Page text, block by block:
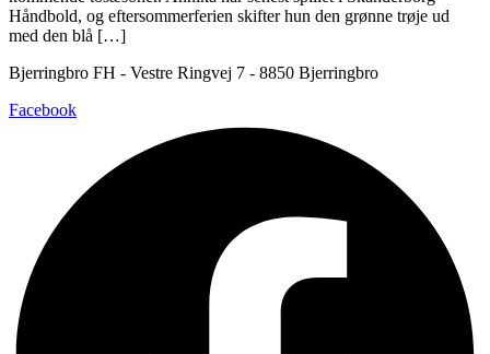
Håndbold, og eftersommerferien skifter hun den grønne trøje ud
med den blå […]
Bjerringbro FH - Vestre Ringvej 7 - 8850 Bjerringbro
Facebook